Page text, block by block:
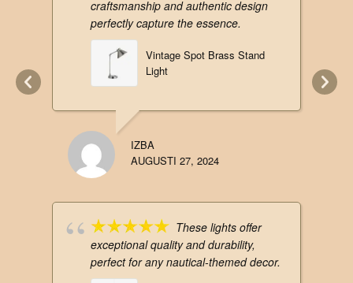
craftsmanship and authentic design
perfectly capture the essence.
Vintage Spot Brass Stand
Light
IZBA
AUGUSTI 27, 2024
These lights offer
exceptional quality and durability,
perfect for any nautical-themed decor.